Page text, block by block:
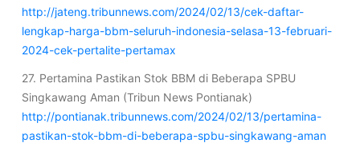
http://jateng.tribunnews.com/2024/02/13/cek-daftar-
lengkap-harga-bbm-seluruh-indonesia-selasa-13-februari-
2024-cek-pertalite-pertamax
27. Pertamina Pastikan Stok BBM di Beberapa SPBU
Singkawang Aman (Tribun News Pontianak)
http://pontianak.tribunnews.com/2024/02/13/pertamina-
pastikan-stok-bbm-di-beberapa-spbu-singkawang-aman